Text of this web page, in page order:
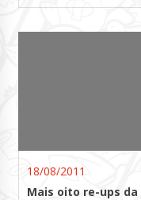
18/08/2011
Mais oito re-ups da